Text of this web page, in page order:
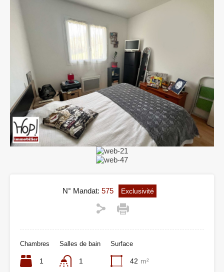
N° Mandat: 575 Exclusivité
Chambres
1
Salles de bain
1
Surface
42 m²